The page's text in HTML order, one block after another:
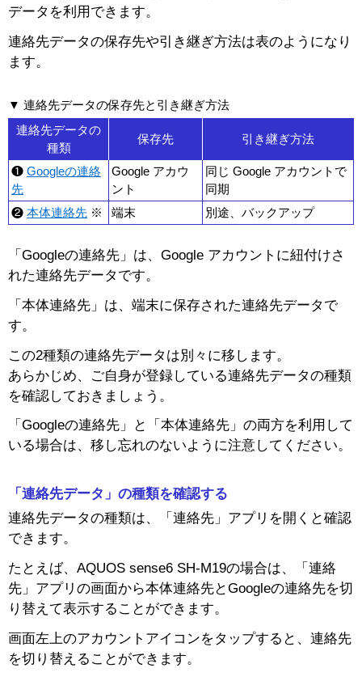
データを利用できます。
連絡先データの保存先や引き継ぎ方法は表のようになり
ます。
▼ 連絡先データの保存先と引き継ぎ方法
連絡先データの
種類
保存先 引き継ぎ方法
❶ Googleの連絡
先
Google アカウ
ント
同じ Google アカウントで
同期
❷ 本体連絡先 ※ 端末 別途、バックアップ
「Googleの連絡先」は、Google アカウントに紐付けさ
れた連絡先データです。
「本体連絡先」は、端末に保存された連絡先データで
す。
この2種類の連絡先データは別々に移します。
あらかじめ、ご自身が登録している連絡先データの種類
を確認しておきましょう。
「Googleの連絡先」と「本体連絡先」の両方を利用して
いる場合は、移し忘れのないように注意してください。
「連絡先データ」の種類を確認する
連絡先データの種類は、「連絡先」アプリを開くと確認
できます。
たとえば、AQUOS sense6 SH-M19の場合は、「連絡
先」アプリの画面から本体連絡先とGoogleの連絡先を切
り替えて表示することができます。
画面左上のアカウントアイコンをタップすると、連絡先
を切り替えることができます。